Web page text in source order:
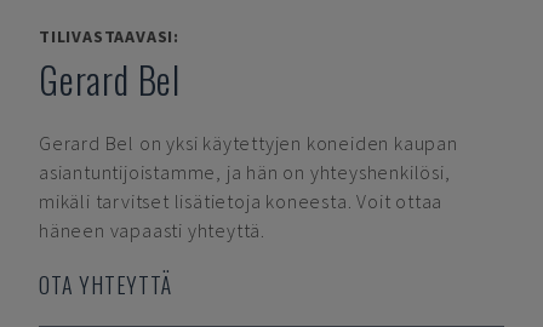
TILIVASTAAVASI:
Gerard Bel
Gerard Bel on yksi käytettyjen koneiden kaupan
asiantuntijoistamme, ja hän on yhteyshenkilösi,
mikäli tarvitset lisätietoja koneesta. Voit ottaa
häneen vapaasti yhteyttä.
OTA YHTEYTTÄ